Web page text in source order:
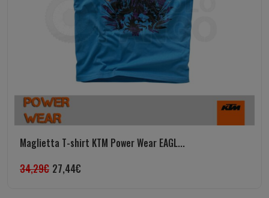
Maglietta T-shirt KTM Power Wear EAGL...
34,29€ 27,44€